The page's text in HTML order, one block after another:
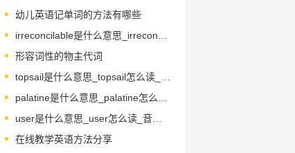
幼儿英语记单词的方法有哪些
形容词性的物主代词
user是什么意思_user怎么读_音标ˈju-zə(r)
在线教学英语方法分享